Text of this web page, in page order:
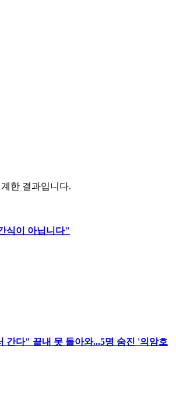
한 결과입니다.
식이 아닙니다"
간다" 끝내 못 돌아와...5명 숨진 '의암호